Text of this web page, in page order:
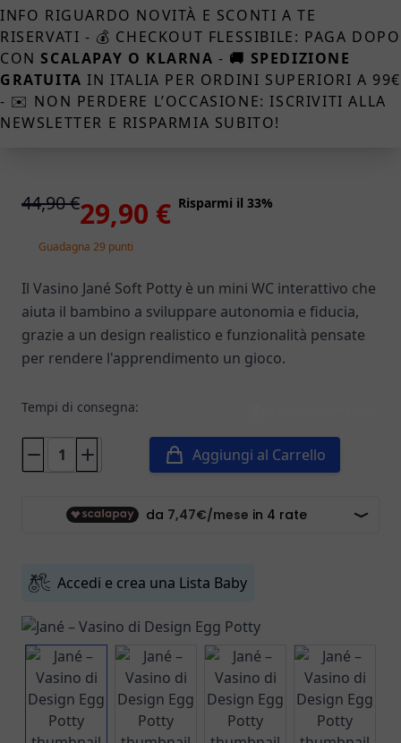
INFO RIGUARDO NOVITÀ E SCONTI A TE
RISERVATI - 💰 CHECKOUT FLESSIBILE: PAGA DOPO
CON SCALAPAY O KLARNA - 🚚 SPEDIZIONE
GRATUITA IN ITALIA PER ORDINI SUPERIORI A 99€
- ✉️ NON PERDERE L’OCCASIONE: ISCRIVITI ALLA
NEWSLETTER E RISPARMIA SUBITO!
View larger imageView larger imageView larger image
View
44,90 €29,90 € Risparmi il 33%
Guadagna 29 punti
Il Vasino Jané Soft Potty è un mini WC interattivo che
aiuta il bambino a sviluppare autonomia e fiducia,
grazie a un design realistico e funzionalità pensate
per rendere l'apprendimento un gioco.
Tempi di consegna:
Aggiungi al Carrello
Accedi e crea una Lista Baby